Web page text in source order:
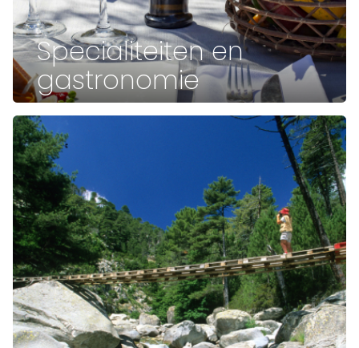
Specialiteiten en
gastronomie